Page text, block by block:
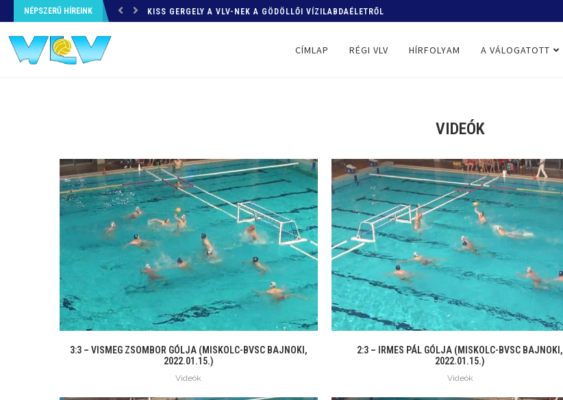
NÉPSZERŰ HÍREINK SYDNEY, FELKÉSZÜLÉSI TORNA – MAGYARORSZÁG-GÖRÖGORSZÁG 16:22
CÍMLAP RÉGI VLV HÍRFOLYAM A VÁLOGATOTT
VIDEÓK
3:3 – VISMEG ZSOMBOR GÓLJA (MISKOLC-BVSC BAJNOKI,
2022.01.15.)
Videók
2:3 – IRMES PÁL GÓLJA (MISKOLC-BVSC BAJNOKI,
2022.01.15.)
Videók